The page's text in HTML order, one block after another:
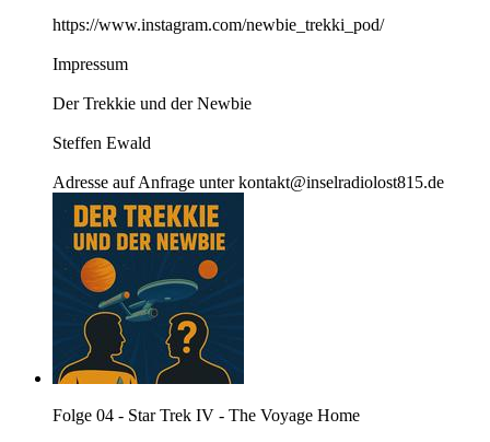
https://www.instagram.com/newbie_trekki_pod/
Impressum
Der Trekkie und der Newbie
Steffen Ewald
Adresse auf Anfrage unter kontakt@inselradiolost815.de
Folge 04 - Star Trek IV - The Voyage Home